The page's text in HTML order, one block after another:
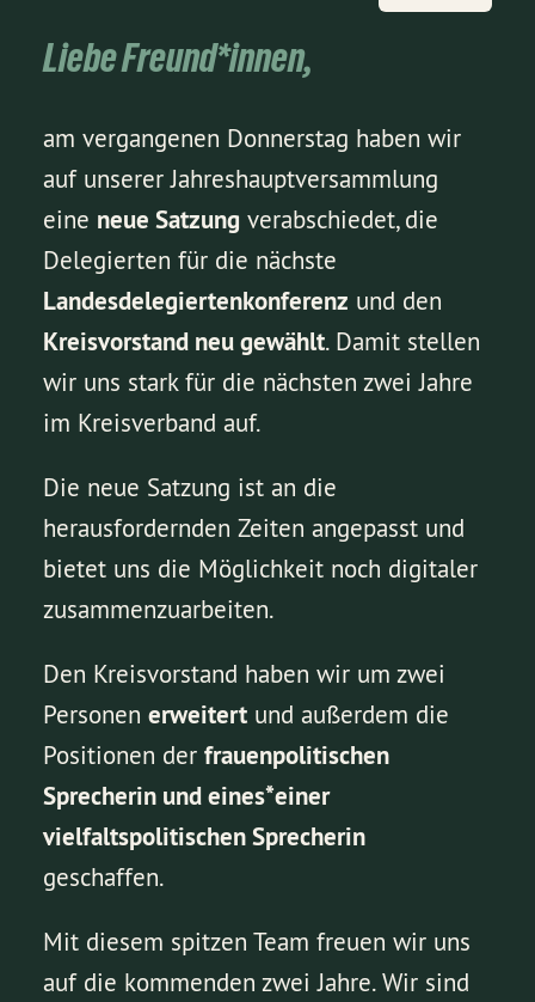
Liebe Freund*innen,
am vergangenen Donnerstag haben wir
auf unserer Jahreshauptversammlung
eine neue Satzung verabschiedet, die
Delegierten für die nächste
Landesdelegiertenkonferenz und den
Kreisvorstand neu gewählt. Damit stellen
wir uns stark für die nächsten zwei Jahre
im Kreisverband auf.
Die neue Satzung ist an die
herausfordernden Zeiten angepasst und
bietet uns die Möglichkeit noch digitaler
zusammenzuarbeiten.
Den Kreisvorstand haben wir um zwei
Personenerweitert und außerdem die
Positionen derfrauenpolitischen
Sprecherin und eines*einer
vielfaltspolitischen Sprecherin
geschaffen.
Mit diesem spitzen Team freuen wir uns
auf die kommenden zwei Jahre. Wir sind